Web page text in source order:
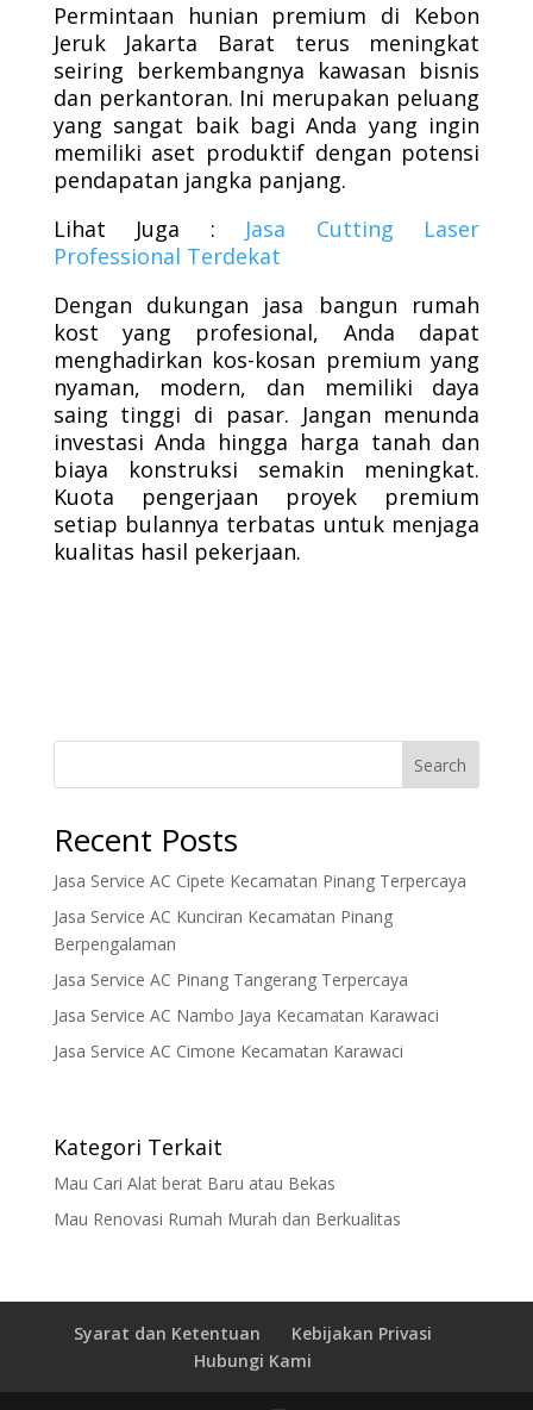
Permintaan hunian premium di Kebon
Jeruk Jakarta Barat terus meningkat
seiring berkembangnya kawasan bisnis
dan perkantoran. Ini merupakan peluang
yang sangat baik bagi Anda yang ingin
memiliki aset produktif dengan potensi
pendapatan jangka panjang.
Lihat Juga : Jasa Cutting Laser
Professional Terdekat
Dengan dukungan jasa bangun rumah
kost yang profesional, Anda dapat
menghadirkan kos-kosan premium yang
nyaman, modern, dan memiliki daya
saing tinggi di pasar. Jangan menunda
investasi Anda hingga harga tanah dan
biaya konstruksi semakin meningkat.
Kuota pengerjaan proyek premium
setiap bulannya terbatas untuk menjaga
kualitas hasil pekerjaan.
Search
Recent Posts
Jasa Service AC Cipete Kecamatan Pinang Terpercaya
Jasa Service AC Kunciran Kecamatan Pinang
Berpengalaman
Jasa Service AC Pinang Tangerang Terpercaya
Jasa Service AC Nambo Jaya Kecamatan Karawaci
Jasa Service AC Cimone Kecamatan Karawaci
Kategori Terkait
Mau Cari Alat berat Baru atau Bekas
Mau Renovasi Rumah Murah dan Berkualitas
Syarat dan Ketentuan
Kebijakan Privasi
Hubungi Kami